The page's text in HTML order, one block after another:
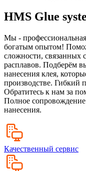
HMS Glue
Мы -
богатым опытом!
сложности, связанных
расплавов. Подберём
нанесения клея,
производстве. Гибкий
Обратитесь к нам за
Полное сопровождение
нанесения.
Качественный сервис